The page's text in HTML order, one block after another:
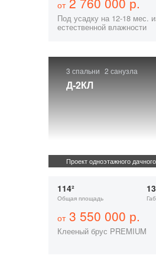
от
Под усадку на 12-18 мес.
естественной влажности
3 спальни 2 санузла
Д-2КЛ
Проект одноэтажного
114²
Общая площадь
от3 550 000 р.
Клееный брус PREMIUM